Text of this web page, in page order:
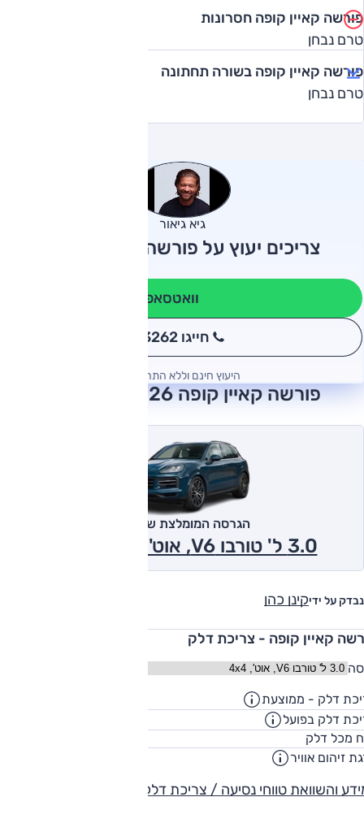
פורשה קאיין קופה חסרונות
טרם נבחן
פורשה קאיין קופה בשורה תחתונה
טרם נבחן
גיא גיאור
צריכים יעוץ על פורשה קאיין קופה?
וואטסאפ
חייגו 3262
היעוץ חינם וללא התחייבות
פורשה קאיין קופה 2026 חוות דעת
נבדק על ידיקינן כהן
הגרסה המומלצת של אוטו
3.0 ל' טורבו V6, אוט', 4x4 2026
קאיין קופה - צריכת דלק
דלק - ממוצעת
דלק בפועל
מכל דלק
זיהום אוויר
והשוואת טווחי נסיעה / צריכת דלק